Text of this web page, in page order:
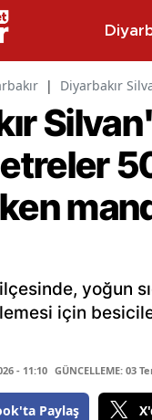
| Diyarbakır
yoğun
için
- 11:10 GÜNCELLEME: 03
Paylaş